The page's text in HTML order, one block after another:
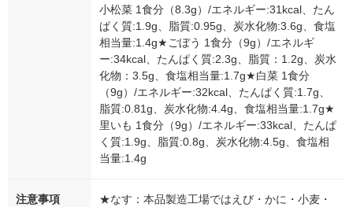
小松菜 1食分（8.3g）/エネルギー:31kcal、たん
ぱく質:1.9g、脂質:0.95g、炭水化物:3.6g、食塩
相当量:1.4g★ごぼう 1食分（9g）/エネルギ
ー:34kcal、たんぱく質:2.3g、脂質：1.2g、炭水
化物：3.5g、食塩相当量:1.7g★白菜 1食分
（9g）/エネルギー:32kcal、たんぱく質:1.7g、
脂質:0.81g、炭水化物:4.4g、食塩相当量:1.7g★
里いも 1食分（9g）/エネルギー:33kcal、たんぱ
く質:1.9g、脂質:0.8g、炭水化物:4.5g、食塩相
当量:1.4g
注意事項
★なす：本品製造工場ではえび・かに・小麦・